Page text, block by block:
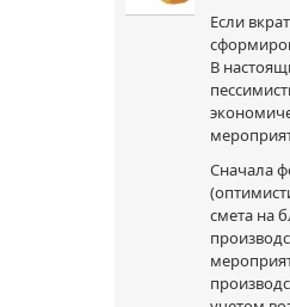
Если
В
Сначала
смета на